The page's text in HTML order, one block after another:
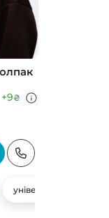
+9₴
універсальний